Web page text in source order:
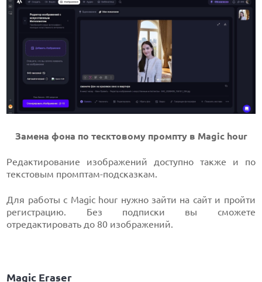
Замена фона по тесктовому промпту в Magic hour
Редактирование изображений доступно также и по
текстовым промптам-подсказкам.
Для работы с Magic hour нужно зайти на сайт и пройти
регистрацию. Без подписки вы сможете
отредактировать до 80 изображений.
Magic Eraser